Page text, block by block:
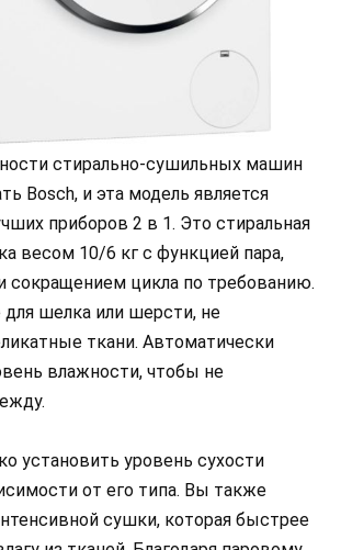
стирально-сушильных машин
Bosch, и эта модель является
приборов 2 в 1. Это стиральная
весом 10/6 кг с функцией пара,
сокращением цикла по требованию.
шелка или шерсти, не
ткани. Автоматически
влажности, чтобы не
установить уровень сухости
от его типа. Вы также
сушки, которая быстрее